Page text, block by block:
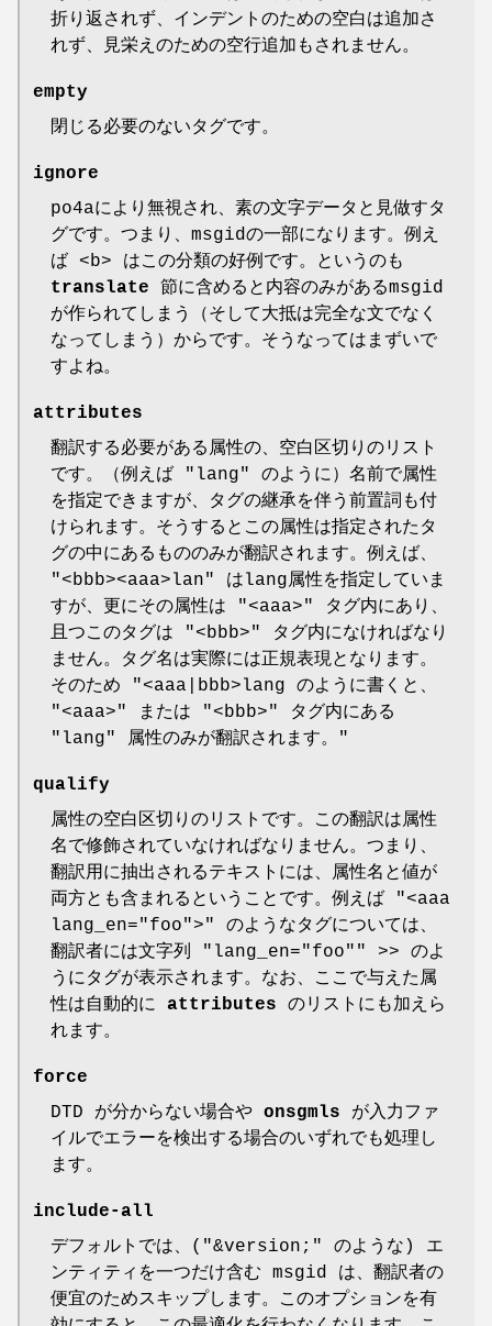
折り返されず、インデントのための空白は追加さ
れず、見栄えのための空行追加もされません。
empty
閉じる必要のないタグです。
ignore
po4aにより無視され、素の文字データと見做すタ
グです。つまり、msgidの一部になります。例え
ば <b> はこの分類の好例です。というのも
translate 節に含めると内容のみがあるmsgid
が作られてしまう（そして大抵は完全な文でなく
なってしまう）からです。そうなってはまずいで
すよね。
attributes
翻訳する必要がある属性の、空白区切りのリスト
です。（例えば
"lang"
のように）名前で属性
を指定できますが、タグの継承を伴う前置詞も付
けられます。そうするとこの属性は指定されたタ
グの中にあるもののみが翻訳されます。例えば、
"<bbb><aaa>lan"
はlang属性を指定していま
すが、更にその属性は
"<aaa>"
タグ内にあり、
且つこのタグは
"<bbb>"
タグ内になければなり
ません。タグ名は実際には正規表現となります。
そのため
"<aaa|bbb>lang のように書くと、
"<aaa>" または "<bbb>" タグ内にある
"lang" 属性のみが翻訳されます。"
qualify
属性の空白区切りのリストです。この翻訳は属性
名で修飾されていなければなりません。つまり、
翻訳用に抽出されるテキストには、属性名と値が
両方とも含まれるということです。例えば
"<aaa
lang_en="foo">"
のようなタグについては、
翻訳者には文字列
"lang_en="foo""
>> のよ
うにタグが表示されます。なお、ここで与えた属
性は自動的に attributes のリストにも加えら
れます。
force
DTD が分からない場合や onsgmls が入力ファ
イルでエラーを検出する場合のいずれでも処理し
ます。
include-all
デフォルトでは、( "&version;"
のような) エ
ンティティを一つだけ含む msgid は、翻訳者の
便宜のためスキップします。このオプションを有